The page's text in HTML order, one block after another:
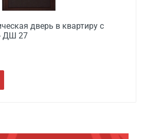
дверь в квартиру с
ДШ 27